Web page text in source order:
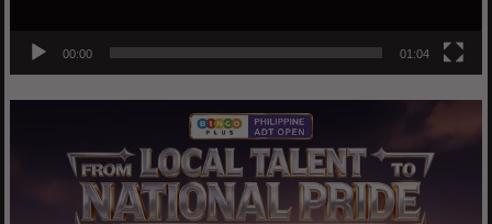
00:00 01:04